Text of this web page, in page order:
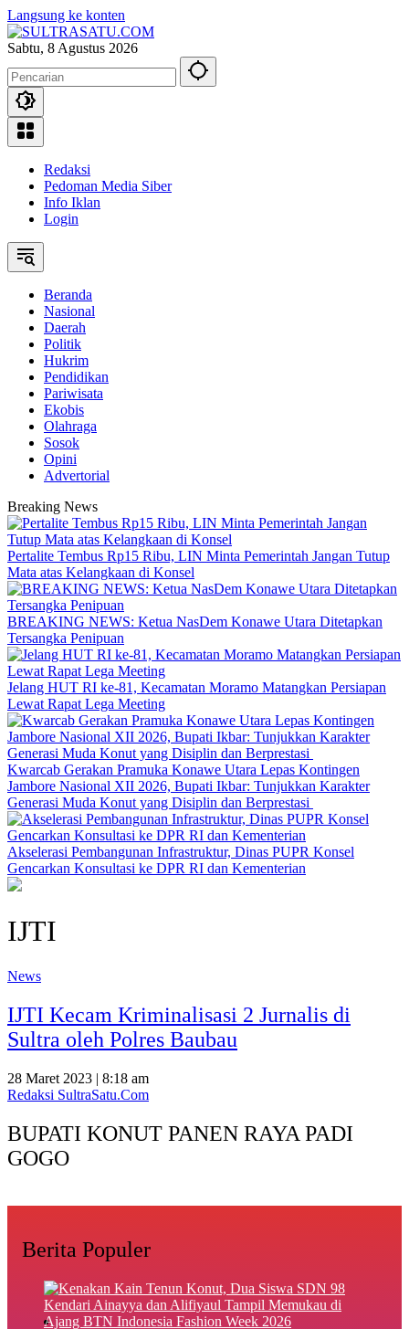
Langsung ke konten
Sabtu, 8 Agustus 2026
Redaksi
Pedoman Media Siber
Info Iklan
Login
Beranda
Nasional
Daerah
Politik
Hukrim
Pendidikan
Pariwisata
Ekobis
Olahraga
Sosok
Opini
Advertorial
Breaking News
‎Pertalite Tembus Rp15 Ribu, LIN Minta Pemerintah Jangan Tutup
Mata atas Kelangkaan di Konsel
BREAKING NEWS: Ketua NasDem Konawe Utara Ditetapkan
Tersangka Penipuan
‎Jelang HUT RI ke-81, Kecamatan Moramo Matangkan Persiapan
Lewat Rapat Lega Meeting
‎Kwarcab Gerakan Pramuka Konawe Utara Lepas Kontingen
Jambore Nasional XII 2026, Bupati Ikbar: Tunjukkan Karakter
Generasi Muda Konut yang Disiplin dan Berprestasi ‎
Akselerasi Pembangunan Infrastruktur, Dinas PUPR Konsel
Gencarkan Konsultasi ke DPR RI dan Kementerian
IJTI
News
IJTI Kecam Kriminalisasi 2 Jurnalis di
Sultra oleh Polres Baubau
28 Maret 2023 | 8:18 am
Redaksi SultraSatu.Com
BUPATI KONUT PANEN RAYA PADI
GOGO
Berita Populer